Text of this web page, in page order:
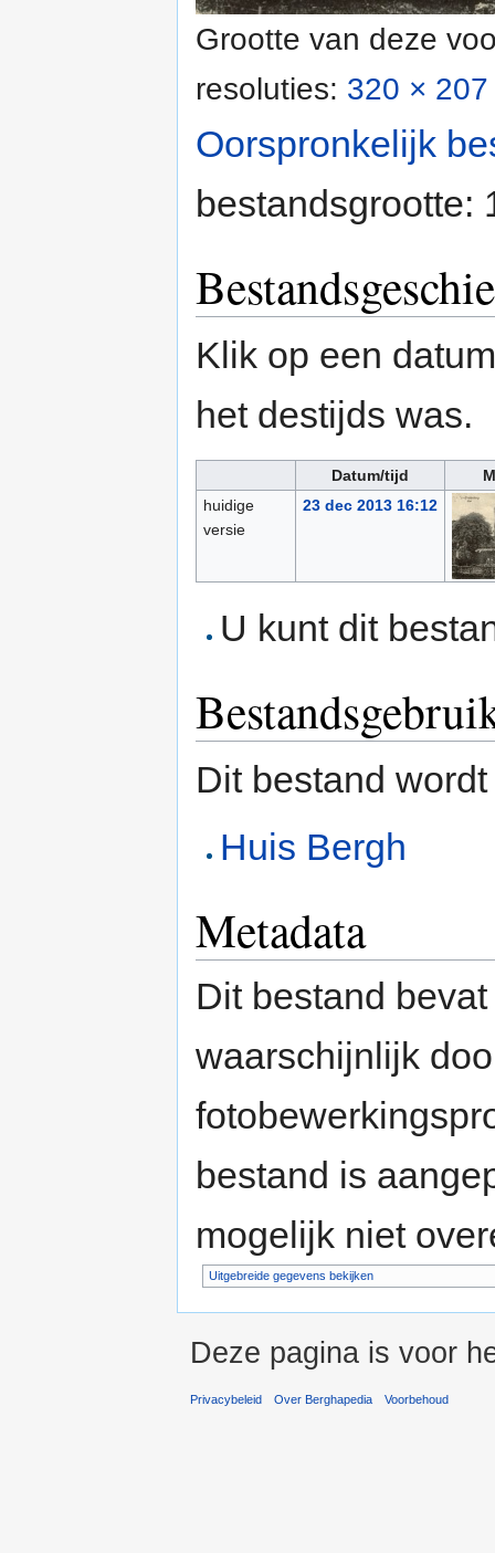
Grootte van deze
resoluties: 320 ×
Oorspronkelijk
bestandsgrootte:
Klik op een
het destijds was.
Datum/tijd
huidige
versie
23 dec 2013 16:12
U kunt dit
Dit bestand
Huis Bergh
Metadata
Dit bestand
waarschijnlijk
bestand is
mogelijk niet
Uitgebreide gegevens bekijken
Deze pagina is voor
Privacybeleid Over Berghapedia Voorbehoud